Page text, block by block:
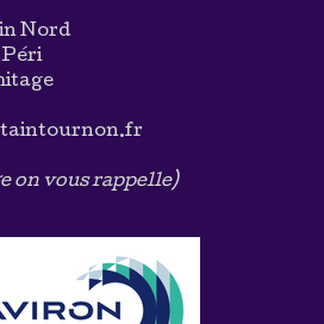
Nord
Péri
on vous rappelle)